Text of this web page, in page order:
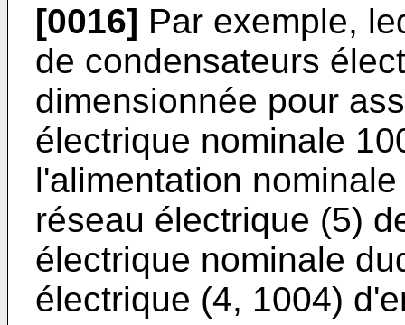
[0016] Par exemple,
de condensateurs
dimensionnée pour
électrique nominale
l'alimentation
réseau électrique (5)
électrique nominale
électrique (4, 1004)